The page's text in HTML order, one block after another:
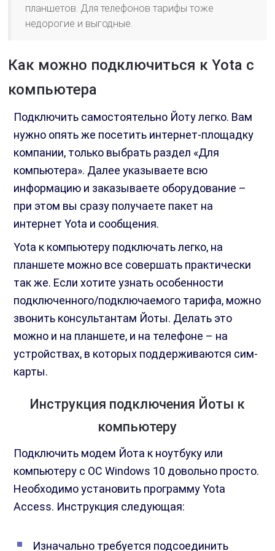
планшетов. Для телефонов тарифы тоже
недорогие и выгодные.
Как можно подключиться к Yota с
компьютера
Подключить самостоятельно Йоту легко. Вам
нужно опять же посетить интернет-площадку
компании, только выбрать раздел «Для
компьютера». Далее указываете всю
информацию и заказываете оборудование –
при этом вы сразу получаете пакет на
интернет Yota и сообщения.
Yota к компьютеру подключать легко, на
планшете можно все совершать практически
так же. Если хотите узнать особенности
подключенного/подключаемого тарифа, можно
звонить консультантам Йоты. Делать это
можно и на планшете, и на телефоне – на
устройствах, в которых поддерживаются сим-
карты.
Инструкция подключения Йоты к
компьютеру
Подключить модем Йота к ноутбуку или
компьютеру с ОС Windows 10 довольно просто.
Необходимо установить программу Yota
Access. Инструкция следующая:
Изначально требуется подсоединить